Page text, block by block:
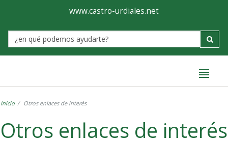
Ayuntamiento
de
Castro-
www.castro-urdiales.net
Label
Inicio Otros enlaces de interés
Otros enlaces de interés